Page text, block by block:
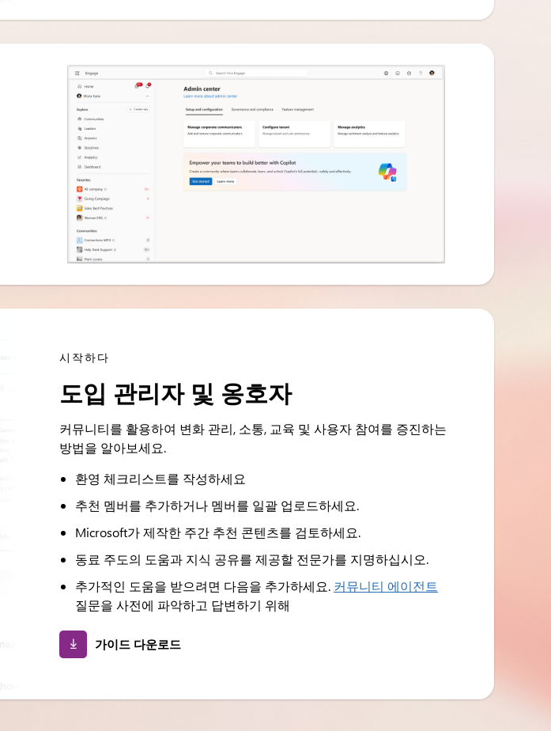
시작하다
도입 관리자 및 옹호자
커뮤니티를 활용하여 변화 관리, 소통, 교육 및 사용자 참여를 증진하는
방법을 알아보세요.
환영 체크리스트를 작성하세요
추천 멤버를 추가하거나 멤버를 일괄 업로드하세요.
Microsoft가 제작한 주간 추천 콘텐츠를 검토하세요.
동료 주도의 도움과 지식 공유를 제공할 전문가를 지명하십시오.
추가적인 도움을 받으려면 다음을 추가하세요. 커뮤니티 에이전트
질문을 사전에 파악하고 답변하기 위해
가이드 다운로드